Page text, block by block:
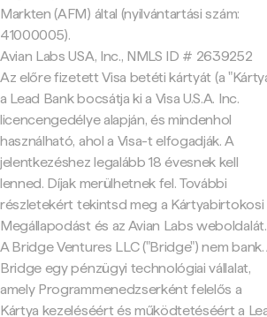
Markten (AFM) által (nyilvántartási szám:
41000005).
Avian Labs USA, Inc., NMLS ID # 2639252
Az előre fizetett Visa betéti kártyát (a
a Lead Bank bocsátja ki a Visa U.S.A. Inc.
licencengedélye alapján, és mindenhol
használható, ahol a Visa-t elfogadják. A
jelentkezéshez legalább 18 évesnek kell
lenned. Díjak merülhetnek fel. További
részletekért tekintsd meg a Kártyabirtokosi
Megállapodást és az Avian Labs weboldalát.
A Bridge Ventures LLC ("Bridge") nem bank.
Bridge egy pénzügyi technológiai vállalat,
amely Programmenedzserként felelős a
Kártya kezeléséért és működtetéséért a